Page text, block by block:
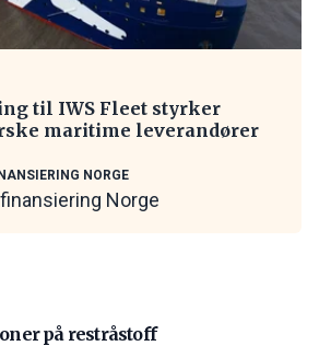
til IWS Fleet styrker
maritime leverandører
NORGE
Norge
på restråstoff